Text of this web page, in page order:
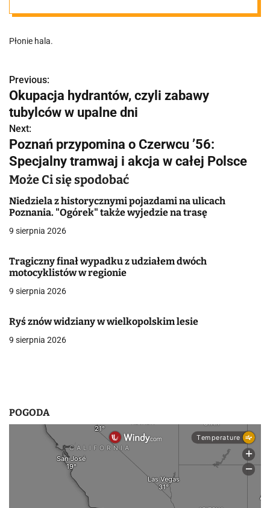
Płonie hala.
N
a
w
i
g
a
c
a
w
i
Previous:
Okupacja hydrantów, czyli zabawy
tubylców w upalne dni
Next:
Poznań przypomina o Czerwcu ’56:
Specjalny tramwaj i akcja w całej Polsce
Może Ci się spodobać
Niedziela z historycznymi pojazdami na ulicach
Poznania. "Ogórek" także wyjedzie na trasę
9 sierpnia 2026
Tragiczny finał wypadku z udziałem dwóch
motocyklistów w regionie
9 sierpnia 2026
Ryś znów widziany w wielkopolskim lesie
9 sierpnia 2026
POGODA